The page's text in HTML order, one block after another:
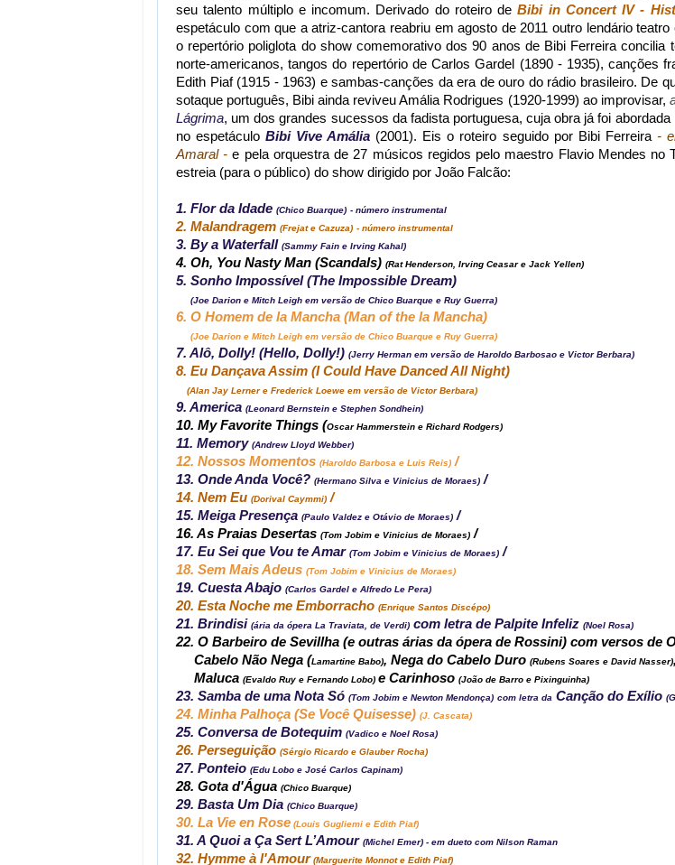
seu talento múltiplo e incomum. Derivado do roteiro deBibi in Concert IV -
espetáculo com que a atriz-cantora reabriu em agosto de 2011 outro lendário teatro
o repertório poliglota do show comemorativo dos 90 anos de Bibi Ferreira concilia
norte-americanos, tangos do repertório de Carlos Gardel (1890 - 1935), canções
Edith Piaf (1915 - 1963) e sambas-canções da era de ouro do rádio brasileiro. De
sotaque português, Bibi ainda reviveu Amália Rodrigues (1920-1999) ao improvisar,
Lágrima, um dos grandes sucessos da fadista portuguesa, cuja obra já foi abordada
no espetáculoBibi Vive Amália (2001). Eis o roteiro seguido por Bibi Ferreira -
Amaral - e pela orquestra de 27 músicos regidos pelo maestro Flavio Mendes no
estreia (para o público) do show dirigido por João Falcão:
1. Flor da Idade (Chico Buarque) - número instrumental
2. Malandragem (Frejat e Cazuza) - número instrumental
3. By a Waterfall (Sammy Fain e Irving Kahal)
4. Oh, You Nasty Man (Scandals) (Rat Henderson, Irving Ceasar e Jack Yellen)
5. Sonho Impossível (The Impossible Dream)
(Joe Darion e Mitch Leigh em versão de Chico Buarque e Ruy Guerra)
6. O Homem de la Mancha (Man of the la Mancha)
(Joe Darion e Mitch Leigh em versão de Chico Buarque e Ruy Guerra)
7. Alô, Dolly! (Hello, Dolly!) (Jerry Herman em versão de Haroldo Barbosao e Victor Berbara)
8. Eu Dançava Assim (I Could Have Danced All Night)
(Alan Jay Lerner e Frederick Loewe em versão de Victor Berbara)
9. America (Leonard Bernstein e Stephen Sondhein)
10. My Favorite Things (Oscar Hammerstein e Richard Rodgers)
11. Memory (Andrew Lloyd Webber)
12. Nossos Momentos (Haroldo Barbosa e Luis Reis) /
13. Onde Anda Você? (Hermano Silva e Vinicius de Moraes) /
14. Nem Eu (Dorival Caymmi) /
15. Meiga Presença (Paulo Valdez e Otávio de Moraes) /
16. As Praias Desertas (Tom Jobim e Vinicius de Moraes) /
17. Eu Sei que Vou te Amar (Tom Jobim e Vinicius de Moraes) /
18. Sem Mais Adeus (Tom Jobim e Vinicius de Moraes)
19. Cuesta Abajo (Carlos Gardel e Alfredo Le Pera)
20. Esta Noche me Emborracho (Enrique Santos Discépo)
21. Brindisi (ária da ópera La Traviata, de Verdi) com letra de Palpite Infeliz (Noel Rosa)
22. O Barbeiro de Sevillha (e outras árias da ópera de Rossini) com versos de
Cabelo Não Nega (Lamartine Babo), Nega do Cabelo Duro (Rubens Soares e David Nasser)
Maluca (Evaldo Ruy e Fernando Lobo) e Carinhoso (João de Barro e Pixinguinha)
23. Samba de uma Nota Só (Tom Jobim e Newton Mendonça) com letra da Canção do Exílio
24. Minha Palhoça (Se Você Quisesse) (J. Cascata)
25. Conversa de Botequim (Vadico e Noel Rosa)
26. Perseguição (Sérgio Ricardo e Glauber Rocha)
27. Ponteio (Edu Lobo e José Carlos Capinam)
28. Gota d'Água (Chico Buarque)
29. Basta Um Dia (Chico Buarque)
30. La Vie en Rose (Louis Gugliemi e Edith Piaf)
31. A Quoi a Ça Sert L’Amour (Michel Emer) - em dueto com Nilson Raman
32. Hymme à l'Amour(Marguerite Monnot e Edith Piaf)